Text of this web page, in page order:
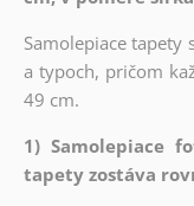
Samolepiace tapety
a typoch, pričom
49 cm.
1) Samolepiace
tapety zostáva